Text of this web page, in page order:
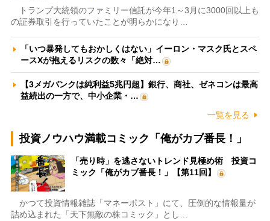
トランプ大統領のファミリー信託が今年1～3月に3000回以上も
の証券取引を行っていたことが明らかになり…
「いつ暴発してもおかしくはない」イーロン・マスク氏とスペ
ースXが抱えるリスクの数々「絶対…
【3メガバンクは純利益5兆円超】銀行、商社、ゼネコンは最高
益続出の一方で、中小企業・…
一覧を見る
投資ノウハウ満載コミック「俺がカブ番長！」
「売り時」を逃さないトレンド見極め術 投資コ
ミック「俺がカブ番長！」【第11回】
かつて投資情報雑誌「マネーポスト」にて、圧倒的な情報量が
詰め込まれた「天下無敵の株コミック」とし…